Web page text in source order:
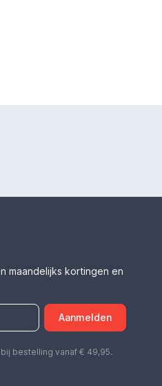
maandelijks kortingen en
Aanmelden
bestelling vanaf € 49,95.